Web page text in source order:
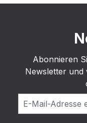
Abonnieren
Newsletter und